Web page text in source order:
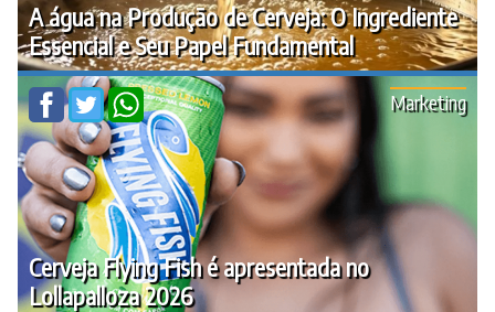
A água na Produção de Cerveja: O Ingrediente
Essencial e Seu Papel Fundamental
Cerveja Flying Fish é apresentada no
Lollapalloza 2026
Marketing